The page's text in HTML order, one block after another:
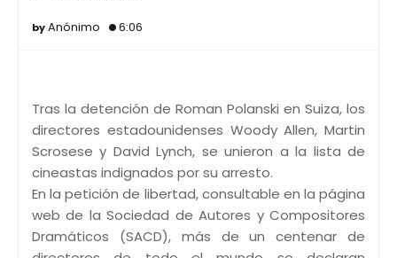
Anónimo 6:06
Tras la detención de Roman Polanski en Suiza, los
directores estadounidenses Woody Allen, Martin
Scrosese y David Lynch, se unieron a la lista de
cineastas indignados por su arresto.
En la petición de libertad, consultable en la página
web de la Sociedad de Autores y Compositores
Dramáticos (SACD), más de un centenar de